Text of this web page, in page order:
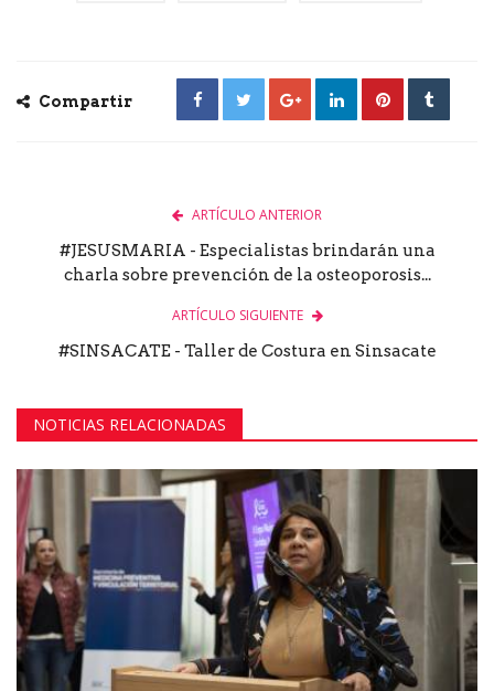
Compartir
ARTÍCULO ANTERIOR
#JESUSMARIA - Especialistas brindarán una
charla sobre prevención de la osteoporosis...
ARTÍCULO SIGUIENTE
#SINSACATE - Taller de Costura en Sinsacate
NOTICIAS RELACIONADAS